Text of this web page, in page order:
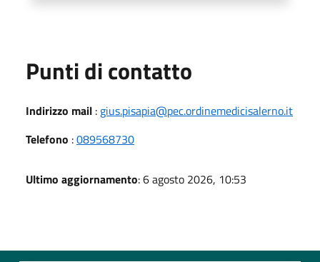
Punti di contatto
Indirizzo mail : gius.pisapia@pec.ordinemedicisalerno.it
Telefono :089568730
Ultimo aggiornamento: 6 agosto 2026, 10:53